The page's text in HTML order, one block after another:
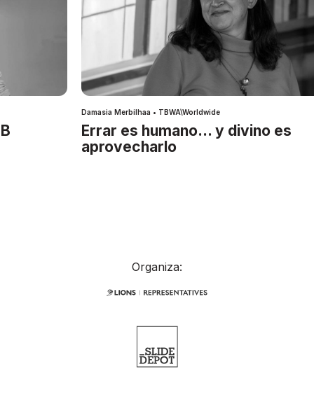
Damasia Merbilhaa • TBWA\Worldwide
Errar es humano… y divino es
aprovecharlo
Organiza: